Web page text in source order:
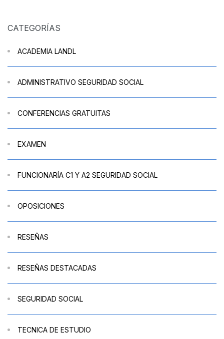
CATEGORÍAS
ACADEMIA LANDL
ADMINISTRATIVO SEGURIDAD SOCIAL
CONFERENCIAS GRATUITAS
EXAMEN
FUNCIONARÍA C1 Y A2 SEGURIDAD SOCIAL
OPOSICIONES
RESEÑAS
RESEÑAS DESTACADAS
SEGURIDAD SOCIAL
TECNICA DE ESTUDIO